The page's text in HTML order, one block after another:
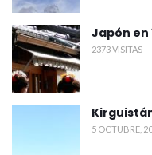
Japón en
2373 VISITAS
5 OCTUBRE,